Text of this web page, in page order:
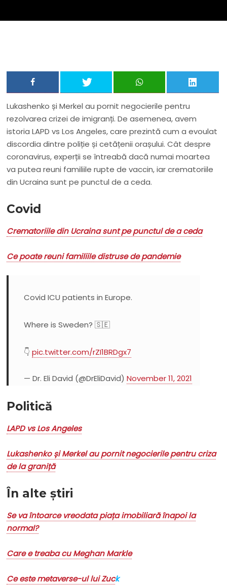
Lukashenko și Merkel au pornit negocierile pentru
rezolvarea crizei de imigranți. De asemenea, avem
istoria LAPD vs Los Angeles, care prezintă cum a evoulat
discordia dintre poliție și cetățenii orașului. Cât despre
coronavirus, experții se întreabă dacă numai moartea
va putea reuni familiile rupte de vaccin, iar crematoriile
din Ucraina sunt pe punctul de a ceda.
Covid
Crematoriile din Ucraina sunt pe punctul de a ceda
Ce poate reuni familiile distruse de pandemie
Covid ICU patients in Europe.
Where is Sweden? 🇸🇪
👇pic.twitter.com/rZI1BRDgx7
— Dr. Eli David (@DrEliDavid)November 11, 2021
Politică
LAPD vs Los Angeles
Lukashenko și Merkel au pornit negocierile pentru criza
de la graniță
În alte știri
Se va întoarce vreodata piața imobiliară înapoi la
normal?
Care e treaba cu Meghan Markle
Ce este metaverse-ul lui Zuck